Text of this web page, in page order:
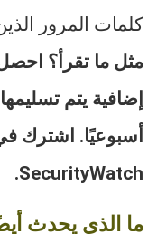
كلمات المرور
إضافية يتم
أسبوعيًا. اشترك في
SecurityWatch.
ما الذي يحدث